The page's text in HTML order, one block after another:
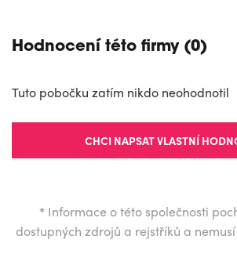
Hodnocení této firmy (0)
Tuto pobočku zatím nikdo neohodnotil
CHCI NAPSAT VLASTNÍ
* Informace o této společnosti
dostupných zdrojů a rejstříků a